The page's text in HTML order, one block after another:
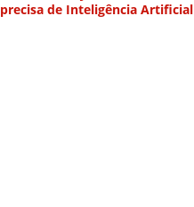
precisa de Inteligência Artificial